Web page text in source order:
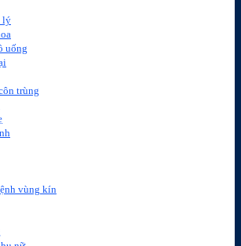
lý
uống
trùng
vùng kín